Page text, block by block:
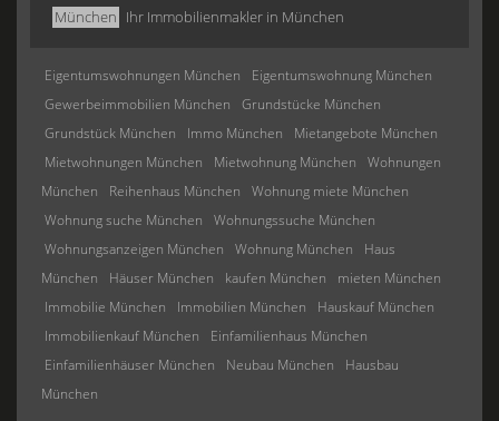
München Ihr Immobilienmakler in München
Eigentumswohnungen München
Eigentumswohnung München
Gewerbeimmobilien München
Grundstücke München
Grundstück München
Immo München
Mietangebote München
Mietwohnungen München
Mietwohnung München
Wohnungen
München
Reihenhaus München
Wohnung miete München
Wohnung suche München
Wohnungssuche München
Wohnungsanzeigen München
Wohnung München
Haus
München
Häuser München kaufen München
mieten München
Immobilie München
Immobilien München
Hauskauf München
Immobilienkauf München
Einfamilienhaus München
Einfamilienhäuser München
Neubau München
Hausbau
München